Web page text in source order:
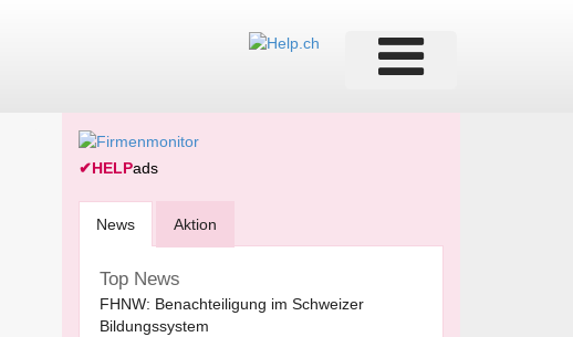
✔HELPads
News Aktion
Top News
FHNW: Benachteiligung im Schweizer
Bildungssystem